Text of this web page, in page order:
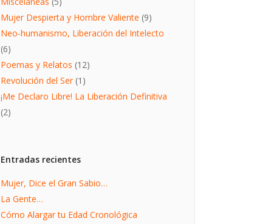
Mujer Despierta y Hombre Valiente (9)
Neo-humanismo, Liberación del Intelecto
(6)
Poemas y Relatos (12)
Revolución del Ser(1)
¡Me Declaro Libre! La Liberación Definitiva
(2)
Entradas recientes
Mujer, Dice el Gran Sabio…
La Gente…
Cómo Alargar tu Edad Cronológica